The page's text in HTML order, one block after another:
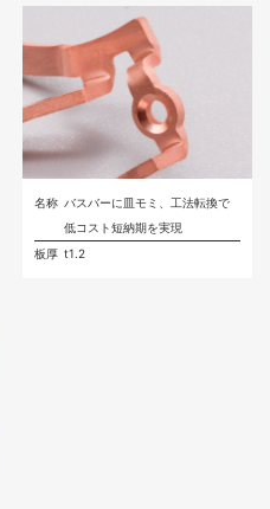
名称 バスバーに皿モミ、工法転換で
低コスト短納期を実現
板厚 t1.2